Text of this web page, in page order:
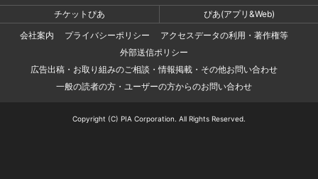
チケットぴあ
ぴあ(アプリ&Web)
会社案内
プライバシーポリシー
アクセスデータの利用・著作権等
外部送信ポリシー
広告出稿・お取り組みのご相談・情報掲載・その他お問い合わせ
一般の読者の方・ユーザーの方からのお問い合わせ
Copyright (C) PIA Corporation. All Rights Reserved.